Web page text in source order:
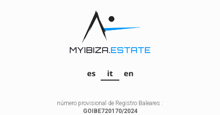
MYIBIZA.ESTATE
número provisional de Registro Baleares :
GOIBE720170/2024